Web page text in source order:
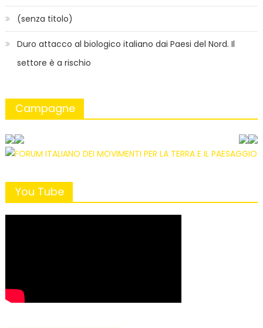
(senza titolo)
Duro attacco al biologico italiano dai Paesi del Nord. Il
settore è a rischio
Campagne
You Tube